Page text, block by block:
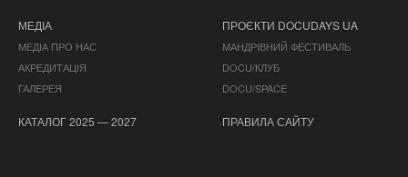
МЕДІА
МЕДІА ПРО НАС
АКРЕДИТАЦІЯ
ГАЛЕРЕЯ
ПРОЄКТИ DOCUDAYS UA
МАНДРІВНИЙ ФЕСТИВАЛЬ
DOCU/КЛУБ
DOCU/SPACE
КАТАЛОГ 2025 — 2027 ПРАВИЛА САЙТУ